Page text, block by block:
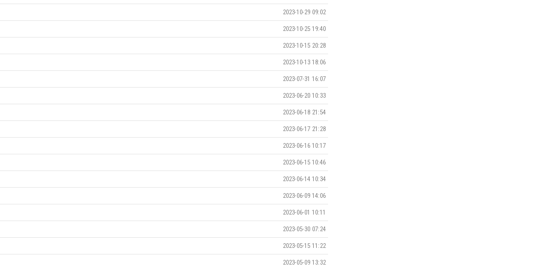
2023-10-29 09:02
2023-10-25 19:40
2023-10-15 20:28
2023-10-13 18:06
2023-07-31 16:07
2023-06-20 10:33
2023-06-18 21:54
2023-06-17 21:28
2023-06-16 10:17
2023-06-15 10:46
2023-06-14 10:34
2023-06-09 14:06
2023-06-01 10:11
2023-05-30 07:24
2023-05-15 11:22
2023-05-09 13:32